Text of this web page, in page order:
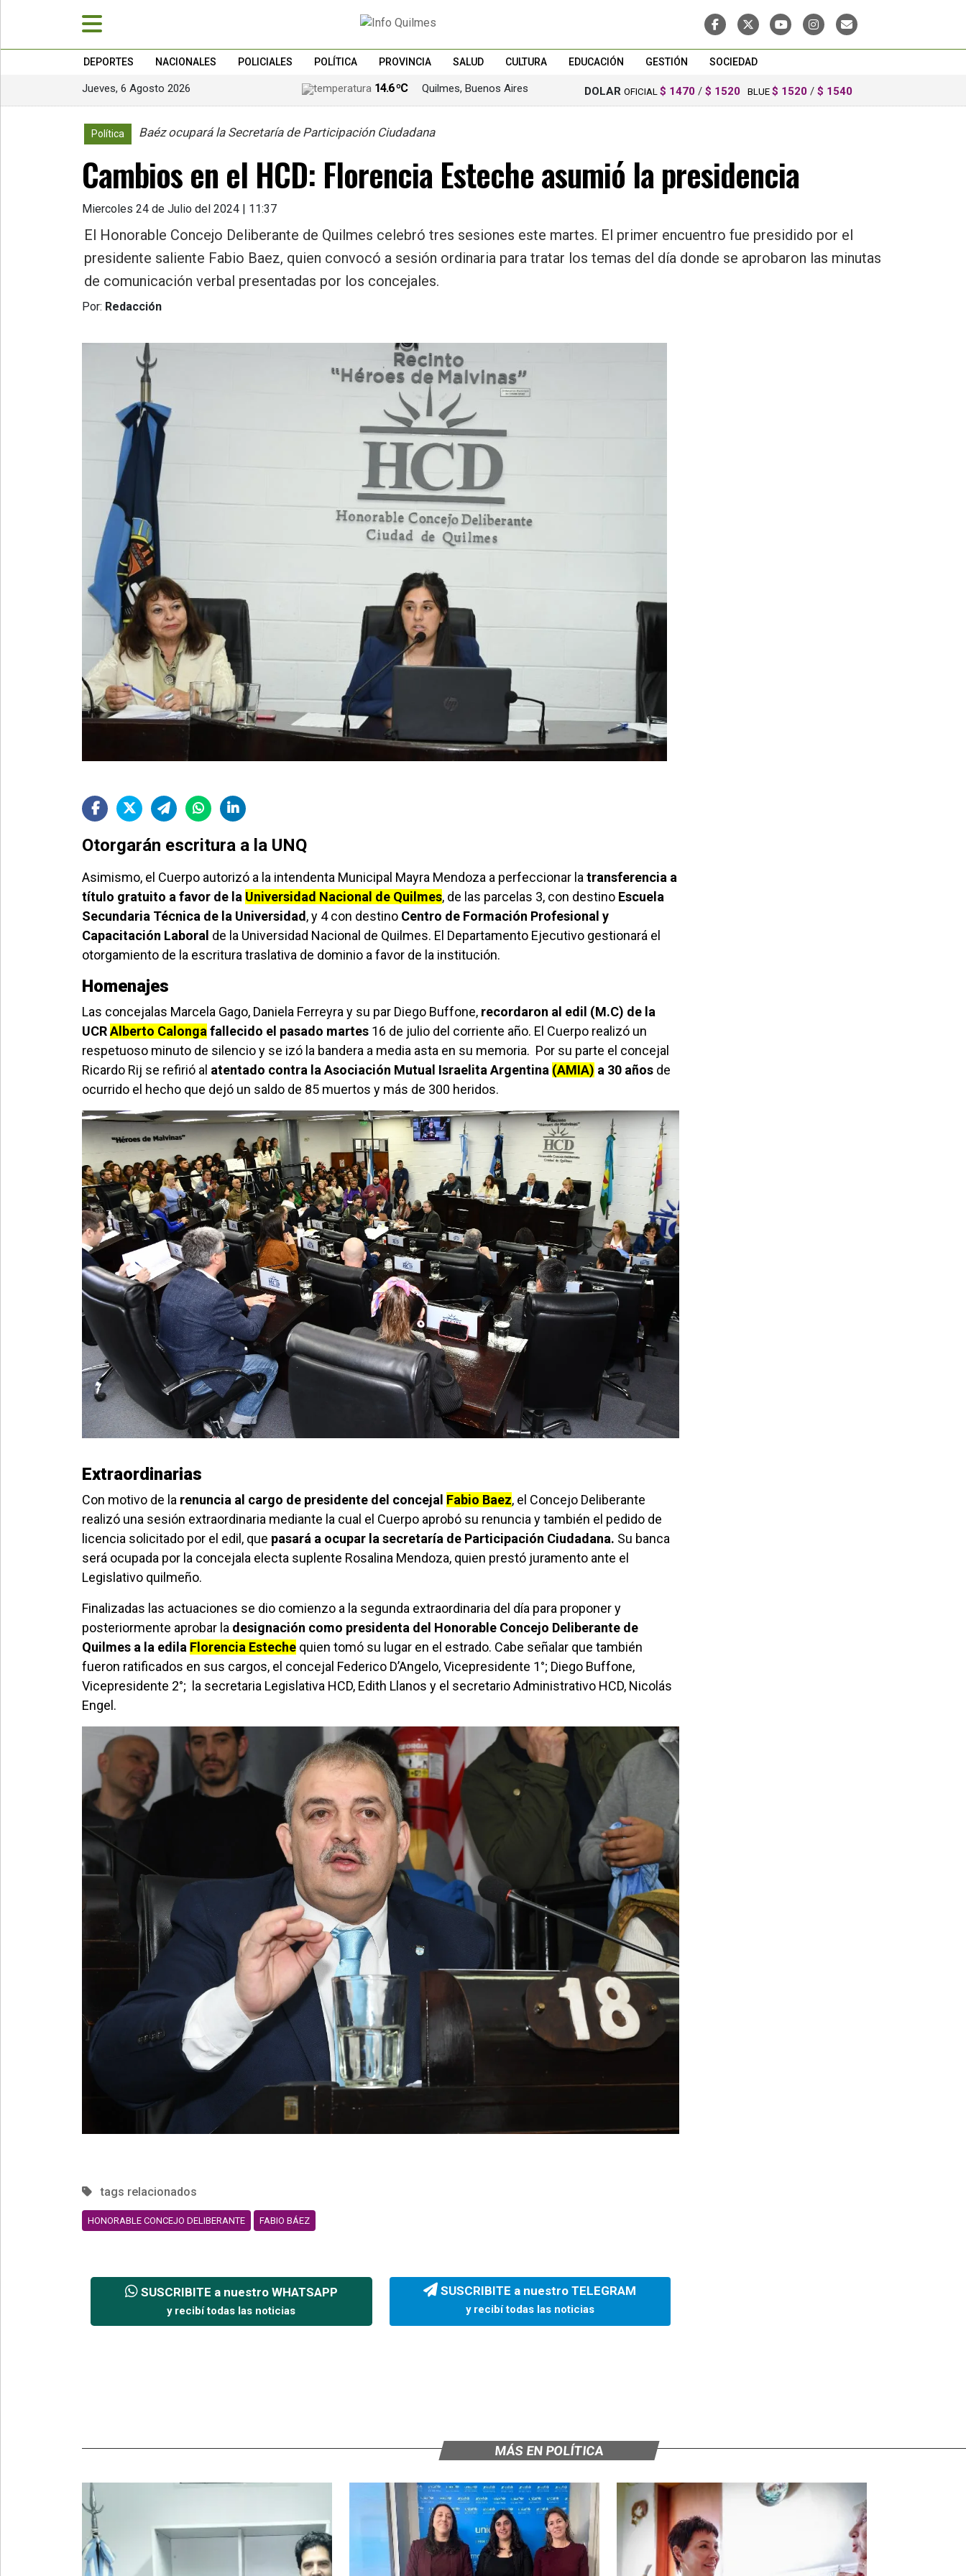
DEPORTES NACIONALES POLICIALES POLÍTICA PROVINCIA SALUD CULTURA EDUCACIÓN GESTIÓN SOCIEDAD
Jueves, 6 Agosto 2026 14.6 ºC Quilmes, Buenos Aires DOLAR OFICIAL $ 1470 / $ 1520 BLUE $ 1520 / $ 1540
Política Baéz ocupará la Secretaría de Participación Ciudadana
Cambios en el HCD: Florencia Esteche asumió la presidencia
Miercoles 24 de Julio del 2024 | 11:37
El Honorable Concejo Deliberante de Quilmes celebró tres sesiones este martes. El primer encuentro fue presidido por el
presidente saliente Fabio Baez, quien convocó a sesión ordinaria para tratar los temas del día donde se aprobaron las minutas
de comunicación verbal presentadas por los concejales.
Por: Redacción
Otorgarán escritura a la UNQ
Asimismo, el Cuerpo autorizó a la intendenta Municipal Mayra Mendoza a perfeccionar la transferencia a
título gratuito a favor de la Universidad Nacional de Quilmes, de las parcelas 3, con destino Escuela
Secundaria Técnica de la Universidad , y 4 con destino Centro de Formación Profesional y
Capacitación Laboral de la Universidad Nacional de Quilmes. El Departamento Ejecutivo gestionará el
otorgamiento de la escritura traslativa de dominio a favor de la institución.
Homenajes
Las concejalas Marcela Gago, Daniela Ferreyra y su par Diego Buffone, recordaron al edil (M.C) de la
UCRAlberto Calonga fallecido el pasado martes 16 de julio del corriente año. El Cuerpo realizó un
respetuoso minuto de silencio y se izó la bandera a media asta en su memoria. Por su parte el concejal
Ricardo Rij se refirió al atentado contra la Asociación Mutual Israelita Argentina (AMIA) a 30 años de
ocurrido el hecho que dejó un saldo de 85 muertos y más de 300 heridos.
Extraordinarias
Con motivo de la renuncia al cargo de presidente del concejal Fabio Baez, el Concejo Deliberante
realizó una sesión extraordinaria mediante la cual el Cuerpo aprobó su renuncia y también el pedido de
licencia solicitado por el edil, que pasará a ocupar la secretaría de Participación Ciudadana. Su banca
será ocupada por la concejala electa suplente Rosalina Mendoza, quien prestó juramento ante el
Legislativo quilmeño.
Finalizadas las actuaciones se dio comienzo a la segunda extraordinaria del día para proponer y
posteriormente aprobar la designación como presidenta del Honorable Concejo Deliberante de
Quilmes a la edila Florencia Esteche quien tomó su lugar en el estrado. Cabe señalar que también
fueron ratificados en sus cargos, el concejal Federico D’Angelo, Vicepresidente 1°; Diego Buffone,
Vicepresidente 2°; la secretaria Legislativa HCD, Edith Llanos y el secretario Administrativo HCD, Nicolás
Engel.
tags relacionados
HONORABLE CONCEJO DELIBERANTE FABIO BÁEZ
SUSCRIBITE a nuestro WHATSAPP
y recibí todas las noticias
SUSCRIBITE a nuestro TELEGRAM
y recibí todas las noticias
MÁS EN POLÍTICA